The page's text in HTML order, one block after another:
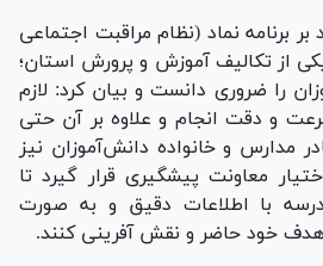
برنامه نماد (نظام مراقبت اجتماعی
از تکالیف آموزش و پرورش استان؛
را ضروری دانست و بیان کرد: لازم
و دقت انجام و علاوه بر آن حتی
مدارس و خانواده دانش‌آموزان نیز
معاونت پیشگیری قرار گیرد تا
با اطلاعات دقیق و به صورت
خود حاضر و نقش آفرینی کنند.